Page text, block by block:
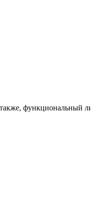
функциональный